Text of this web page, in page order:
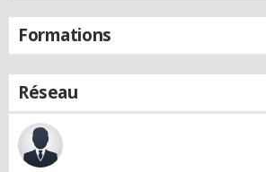
Formations
Réseau